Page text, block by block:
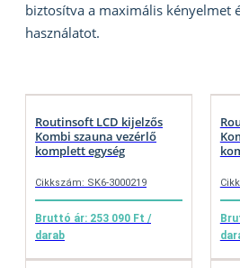
biztosítva a maximális kényelmet
használatot.
Routinsoft LCD kijelzős
Kombi szauna vezérlő
komplett egység
Cikkszám: SK6-3000219
Bruttó ár: 253 090 Ft /
darab